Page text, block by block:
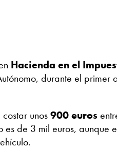
Hacienda en el
durante el primer
unos900 euros
de 3 mil euros, aunque